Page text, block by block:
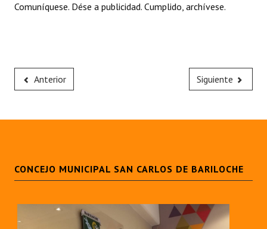
Comuníquese. Dése a publicidad. Cumplido, archívese.
Anterior Siguiente
CONCEJO MUNICIPAL SAN CARLOS DE BARILOCHE